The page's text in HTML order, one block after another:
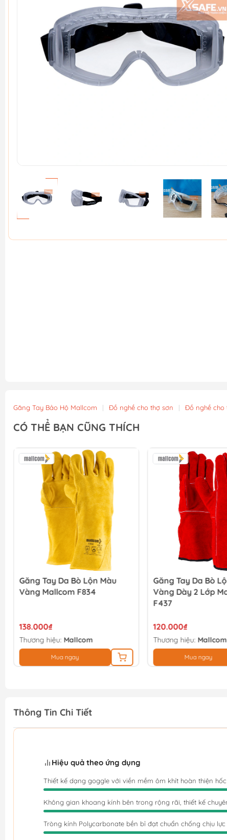
Găng Tay Bảo Hộ Mallcom | Đồ nghề cho thợ sơn | Đồ nghề cho
CÓ THỂ BẠN CŨNG THÍCH
Găng Tay Da Bò Lộn Màu
Vàng Mallcom F834
138.000₫
Thương hiệu: Mallcom
Mua ngay
Găng Tay Da Bò
Vàng Dày 2 Lớp
F437
120.000₫
Thương hiệu: Mallcom
Mua ngay
Thông Tin Chi Tiết
Hiệu quả theo ứng dụng
Thiết kế dạng goggle với viền mềm ôm khít hoàn thiện
Không gian khoang kính bên trong rộng rãi, thiết kế
Tròng kính Polycarbonate bền bỉ đạt chuẩn chống chịu